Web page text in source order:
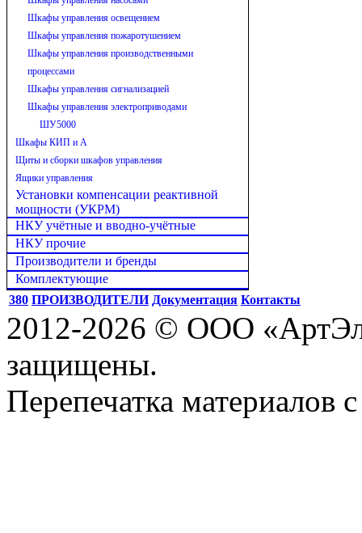
Шкафы управления освещением
Шкафы управления пожаротушением
Шкафы управления производственными
процессами
Шкафы управления сигнализацией
Шкафы управления электроприводами
ШУ5000
Шкафы КИП и А
Щиты и сборки шкафов управления
Ящики управления
Установки компенсации реактивной
мощности (УКРМ)
НКУ учётные и вводно-учётные
НКУ прочие
Производители и бренды
Комплектующие
380 ПРОИЗВОДИТЕЛИ Документация Контакты
2012-2026 © ООО
защищены.
Перепечатка материалов